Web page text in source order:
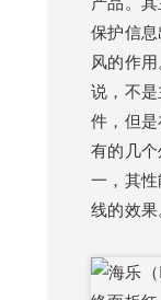
保护信
风的作
说，不
件，但
有的几
一，其
线的效果